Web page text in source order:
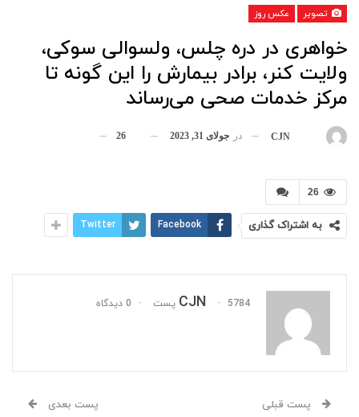
تصویر عکس روز
خواهری در دره چلس، ولسوالی سوکی،
ولایت کنر، برادر بیمارش را این گونه تا
مرکز خدمات صحی می‌رساند
CJN در جولای 31, 2023 26
26
به اشتراک گذاری Facebook
Twitter
CJN 5784 پست 0 دیدگاه
پست قبلی پست بعدی